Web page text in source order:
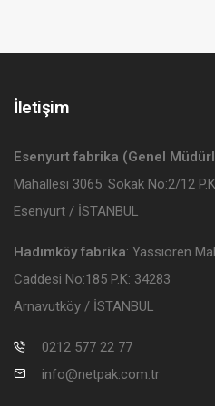
İletişim
Esenyurt fabrika (Genel
Mahallesi 3065. Sokak No:2/12
Esenyurt / İSTANBUL
Hadımköy fabrika: Yassıören
Caddesi No:185 P.K: 34283
Arnavutköy / İSTANBUL
0212 577 22 77
info@netpak.com.tr